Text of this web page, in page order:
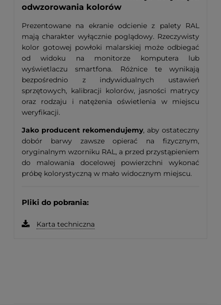
odwzorowania kolorów
Prezentowane na ekranie odcienie z palety RAL
mają charakter wyłącznie poglądowy. Rzeczywisty
kolor gotowej powłoki malarskiej może odbiegać
od widoku na monitorze komputera lub
wyświetlaczu smartfona. Różnice te wynikają
bezpośrednio z indywidualnych ustawień
sprzętowych, kalibracji kolorów, jasności matrycy
oraz rodzaju i natężenia oświetlenia w miejscu
weryfikacji.
Jako producent rekomendujemy, aby ostateczny
dobór barwy zawsze opierać na fizycznym,
oryginalnym wzorniku RAL, a przed przystąpieniem
do malowania docelowej powierzchni wykonać
próbę kolorystyczną w mało widocznym miejscu.
Pliki do pobrania:
Karta techniczna